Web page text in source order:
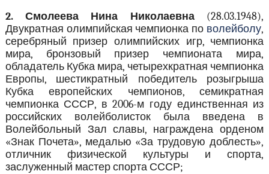
2. Смолеева Нина Николаевна(28.03.1948),
Двукратная олимпийская чемпионка по волейболу,
серебряный призер олимпийских игр, чемпионка
мира, бронзовый призер чемпионата мира,
обладатель Кубка мира, четырехкратная чемпионка
Европы, шестикратный победитель розыгрыша
Кубка европейских чемпионов, семикратная
чемпионка СССР, в 2006-м году единственная из
российских волейболисток была введена в
Волейбольный Зал славы, награждена орденом
«Знак Почета», медалью «За трудовую доблесть»,
отличник физической культуры и спорта,
заслуженный мастер спорта СССР;